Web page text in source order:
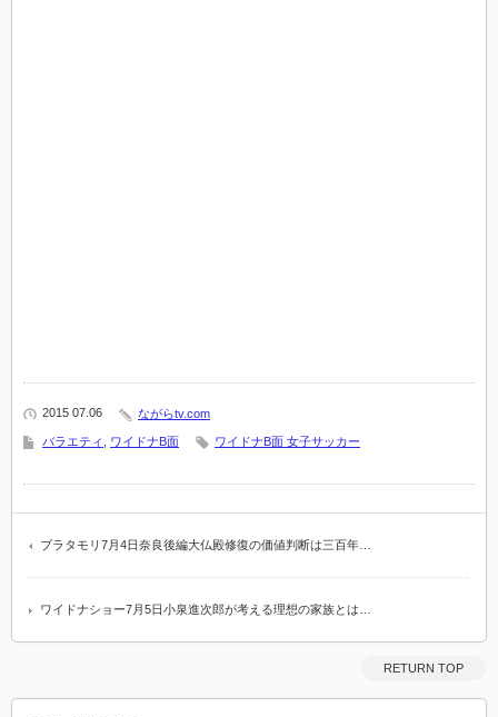
2015 07.06 ながらtv.com
バラエティ ワイドナB面 ワイドナB面 女子サッカー
ブラタモリ7月4日奈良後編大仏殿修復の価値判断は三百年…
ワイドナショー7月5日小泉進次郎が考える理想の家族とは…
RETURN TOP